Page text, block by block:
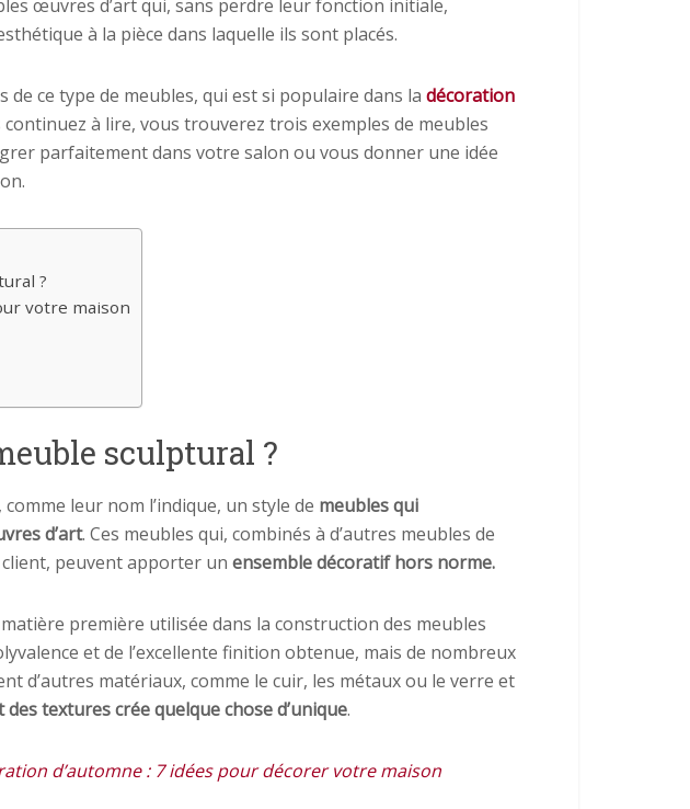
œuvres d’art qui, sans perdre leur fonction initiale,
à la pièce dans laquelle ils sont placés.
de ce type de meubles, qui est si populaire dans la décoration
continuez à lire, vous trouverez trois exemples de meubles
parfaitement dans votre salon ou vous donner une idée
?
votre maison
sculptural ?
leur nom l’indique, un style de meubles qui
d’art. Ces meubles qui, combinés à d’autres meubles de
peuvent apporter un ensemble décoratif hors norme.
première utilisée dans la construction des meubles
et de l’excellente finition obtenue, mais de nombreux
d’autres matériaux, comme le cuir, les métaux ou le verre et
des textures crée quelque chose d’unique.
d’automne : 7 idées pour décorer votre maison